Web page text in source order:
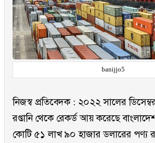
banijjo5
নিজস্ব প্রতিবেদক : ২০২২ সালের
রপ্তানি থেকে রেকর্ড আয় করেছে
কোটি ৫১ লাখ ৯০ হাজার ডলারের পণ্য